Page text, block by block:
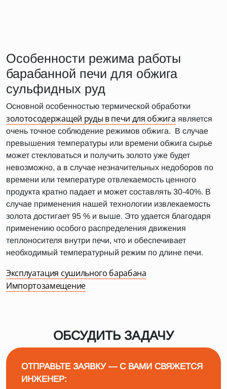
Особенности режима работы
барабанной печи для обжига
сульфидных руд
Основной особенностью термической обработки
золотосодержащей руды в печи для обжига является
очень точное соблюдение режимов обжига. В случае
превышения температуры или времени обжига сырье
может стекловаться и получить золото уже будет
невозможно, а в случае незначительных недоборов по
времени или температуре отвлекаемость ценного
продукта кратно падает и может составлять 30-40%. В
случае применения нашей технологии извлекаемость
золота достигает 95 % и выше. Это удается благодаря
применению особого распределения движения
теплоносителя внутри печи, что и обеспечивает
необходимый температурный режим по длине печи.
Эксплуатация сушильного барабана
Импортозамещение
ОБСУДИТЬ ЗАДАЧУ
ОТПРАВЬТЕ ЗАЯВКУ — С ВАМИ СВЯЖЕТСЯ
ИНЖЕНЕР: